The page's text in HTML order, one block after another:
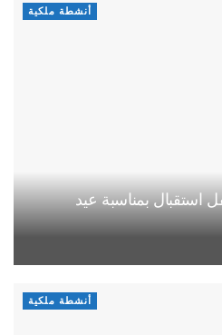
أنشطة ملكية
استقبال بمناسبة عيد
أنشطة ملكية